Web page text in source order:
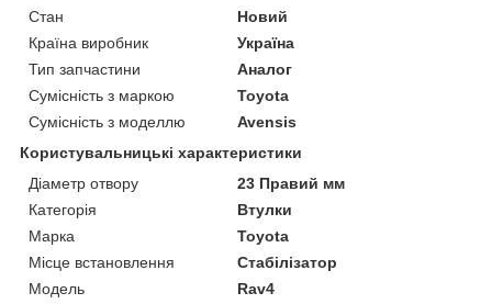
Стан
Новий
Країна виробник
Україна
Тип запчастини
Аналог
Сумісність з маркою
Toyota
Сумісність з моделлю
Avensis
Користувальницькі характеристики
Діаметр отвору
23 Правий мм
Категорія
Втулки
Марка
Toyota
Місце встановлення
Стабілізатор
Мoдель
Rav4